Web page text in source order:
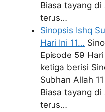
Biasa tayang di
terus…
Sinopsis Ishq
Hari Ini 11…
Episode 59
ketiga berisi
Subhan Allah
Biasa tayang di
terus…